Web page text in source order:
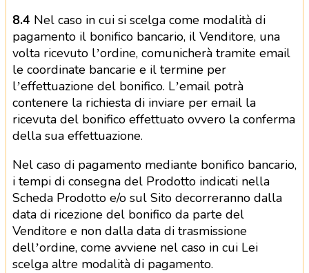
8.4 Nel caso in cui si scelga come modalità di
pagamento il bonifico bancario, il Venditore, una
volta ricevuto l’ordine, comunicherà tramite email
le coordinate bancarie e il termine per
l’effettuazione del bonifico. L’email potrà
contenere la richiesta di inviare per email la
ricevuta del bonifico effettuato ovvero la conferma
della sua effettuazione.
Nel caso di pagamento mediante bonifico bancario,
i tempi di consegna del Prodotto indicati nella
Scheda Prodotto e/o sul Sito decorreranno dalla
data di ricezione del bonifico da parte del
Venditore e non dalla data di trasmissione
dell’ordine, come avviene nel caso in cui Lei
scelga altre modalità di pagamento.